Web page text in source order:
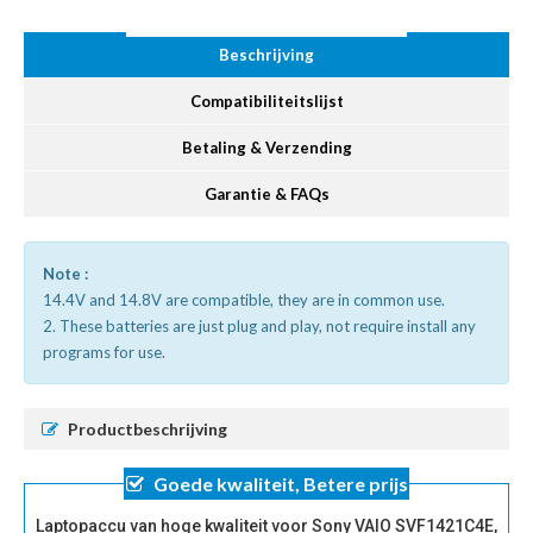
Beschrijving
Compatibiliteitslijst
Betaling & Verzending
Garantie & FAQs
Note :
14.4V and 14.8V are compatible, they are in common use.
2. These batteries are just plug and play, not require install any
programs for use.
Productbeschrijving
Goede kwaliteit, Betere prijs
Laptopaccu van hoge kwaliteit voor Sony VAIO SVF1421C4E,